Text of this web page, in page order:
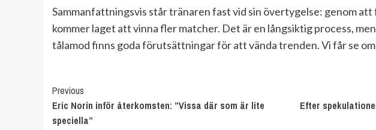
Sammanfattningsvis står tränaren fast vid sin övertygelse: genom
kommer laget att vinna fler matcher. Det är en långsiktig process,
tålamod finns goda förutsättningar för att vända trenden. Vi får se
Continue
Reading
Previous
Eric Norin inför återkomsten: ”Vissa där som är lite
speciella”
Efter